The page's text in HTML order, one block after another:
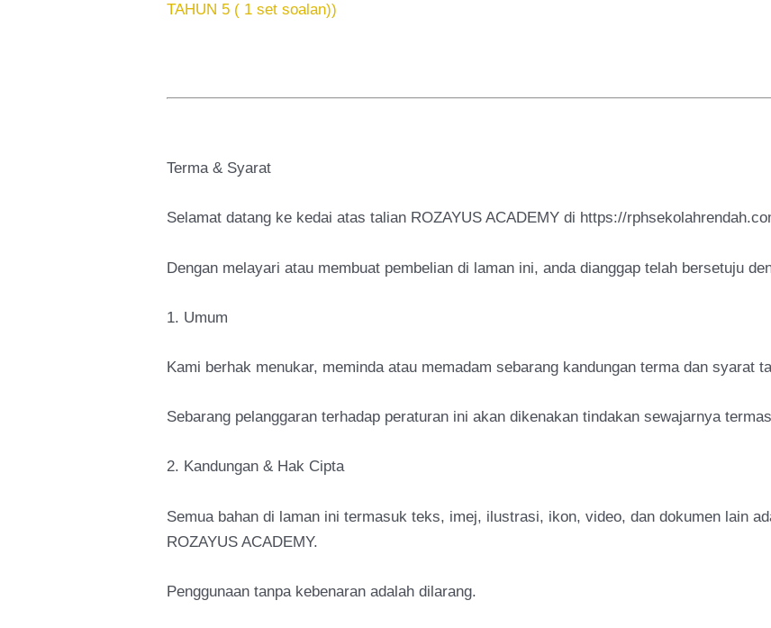
TAHUN 5 ( 1 set soalan))
Terma & Syarat
Selamat datang ke kedai atas talian ROZAYUS ACADEMY di https://
Dengan melayari atau membuat pembelian di laman ini, anda dianggap telah bersetuju
1. Umum
Kami berhak menukar, meminda atau memadam sebarang kandungan terma dan syarat
Sebarang pelanggaran terhadap peraturan ini akan dikenakan tindakan sewajarnya
2. Kandungan & Hak Cipta
Semua bahan di laman ini termasuk teks, imej, ilustrasi, ikon, video, dan dokumen lain
ROZAYUS ACADEMY.
Penggunaan tanpa kebenaran adalah dilarang.